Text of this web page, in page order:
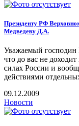
Президенту РФ
Медведеву Д.А.
Уважаемый господин
что до вас не
силах России и
действиями
09.12.2009
Новости